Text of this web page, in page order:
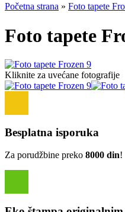
Početna strana » Foto tapete
Foto tapete
Kliknite za uvećane fotografije
Besplatna isporuka
Za porudžbine preko 8000 din!